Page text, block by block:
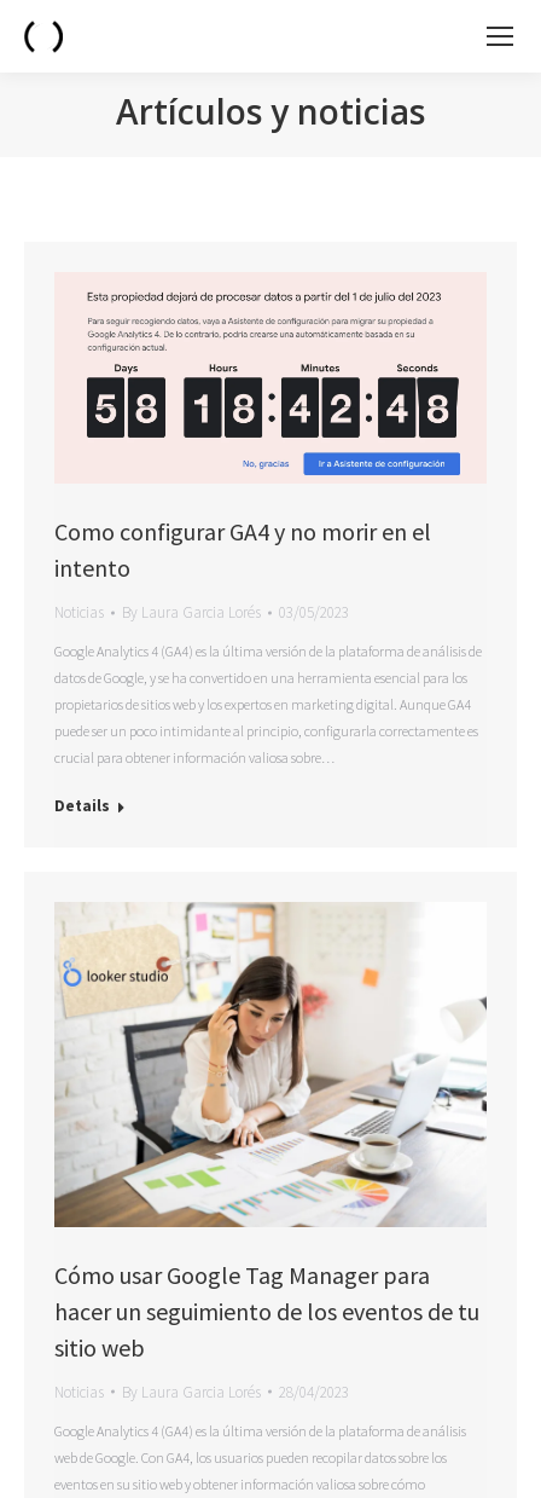
Artículos y noticias
Como configurar GA4 y no morir en el
intento
Noticias By Laura Garcia Lorés 03/05/2023
Google Analytics 4 (GA4) es la última versión de la plataforma de análisis de
datos de Google, y se ha convertido en una herramienta esencial para los
propietarios de sitios web y los expertos en marketing digital. Aunque GA4
puede ser un poco intimidante al principio, configurarla correctamente es
crucial para obtener información valiosa sobre…
Details
Cómo usar Google Tag Manager para
hacer un seguimiento de los eventos de tu
sitio web
Noticias By Laura Garcia Lorés 28/04/2023
Google Analytics 4 (GA4) es la última versión de la plataforma de análisis
web de Google. Con GA4, los usuarios pueden recopilar datos sobre los
eventos en su sitio web y obtener información valiosa sobre cómo